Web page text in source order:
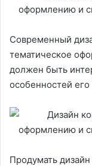
Современный
тематическое
должен быть
особенностей его
Продумать